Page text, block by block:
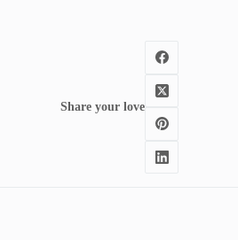
Share your love